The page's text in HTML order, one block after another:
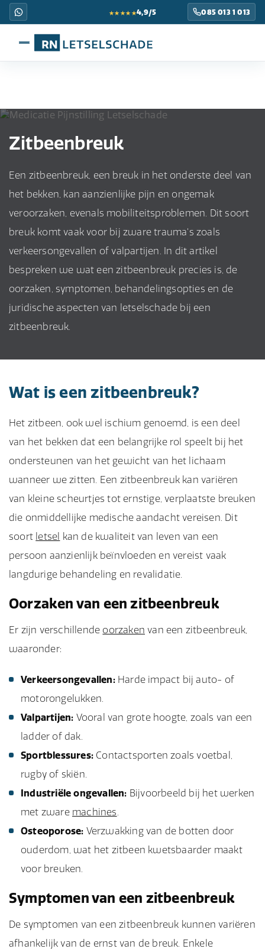
★★★★★4,9/5 085 013 1 013
Zitbeenbreuk
Een zitbeenbreuk, een breuk in het onderste deel van
het bekken, kan aanzienlijke pijn en ongemak
veroorzaken, evenals mobiliteitsproblemen. Dit soort
breuk komt vaak voor bij zware trauma's zoals
verkeersongevallen of valpartijen. In dit artikel
bespreken we wat een zitbeenbreuk precies is, de
oorzaken, symptomen, behandelingsopties en de
juridische aspecten van letselschade bij een
zitbeenbreuk.
Wat is een zitbeenbreuk?
Het zitbeen, ook wel ischium genoemd, is een deel
van het bekken dat een belangrijke rol speelt bij het
ondersteunen van het gewicht van het lichaam
wanneer we zitten. Een zitbeenbreuk kan variëren
van kleine scheurtjes tot ernstige, verplaatste breuken
die onmiddellijke medische aandacht vereisen. Dit
soort letsel kan de kwaliteit van leven van een
persoon aanzienlijk beïnvloeden en vereist vaak
langdurige behandeling en revalidatie.
Oorzaken van een zitbeenbreuk
Er zijn verschillende oorzaken van een zitbeenbreuk,
waaronder:
Verkeersongevallen:Harde impact bij auto- of
motorongelukken.
Valpartijen: Vooral van grote hoogte, zoals van een
ladder of dak.
Sportblessures: Contactsporten zoals voetbal,
rugby of skiën.
Industriële ongevallen: Bijvoorbeeld bij het werken
met zware machines.
Osteoporose: Verzwakking van de botten door
ouderdom, wat het zitbeen kwetsbaarder maakt
voor breuken.
Symptomen van een zitbeenbreuk
De symptomen van een zitbeenbreuk kunnen variëren
afhankelijk van de ernst van de breuk. Enkele